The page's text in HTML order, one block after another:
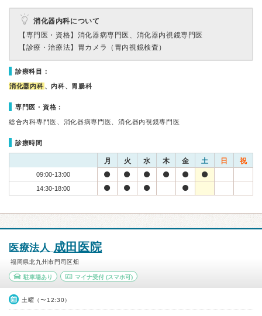
消化器内科について
【専門医・資格】 消化器病専門医、消化器内視鏡専門医
【診療・治療法】 胃カメラ（胃内視鏡検査）
診療科目：
消化器内科 、内科、胃腸科
専門医・資格：
総合内科専門医、消化器病専門医、消化器内視鏡専門医
診療時間
月 火 水 木 金 土 日 祝
09:00-13:00
14:30-18:00
医療法人 成田医院
福岡県北九州市門司区畑
駐車場あり マイナ受付(スマホ可)
土曜（〜12:30）